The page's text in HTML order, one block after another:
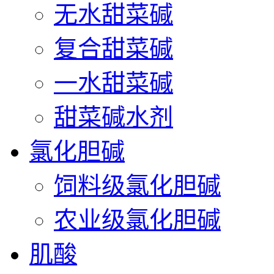
无水甜菜碱
复合甜菜碱
一水甜菜碱
甜菜碱水剂
氯化胆碱
饲料级氯化胆碱
农业级氯化胆碱
肌酸